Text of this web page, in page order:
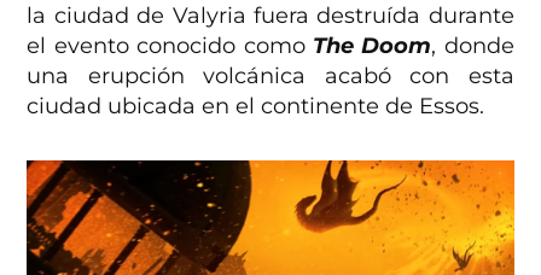
la ciudad de Valyria fuera destruída durante
el evento conocido como The Doom, donde
una erupción volcánica acabó con esta
ciudad ubicada en el continente de Essos.